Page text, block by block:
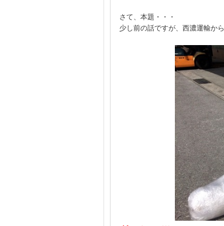
さて、本題・・・
少し前の話ですが、西濃運輸から